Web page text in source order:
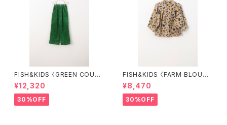
FISH&KIDS 〈GREEN COURD
ORY〉
¥12,320
30%OFF
FISH&KIDS 〈FARM BLOUS
E〉
¥8,470
30%OFF